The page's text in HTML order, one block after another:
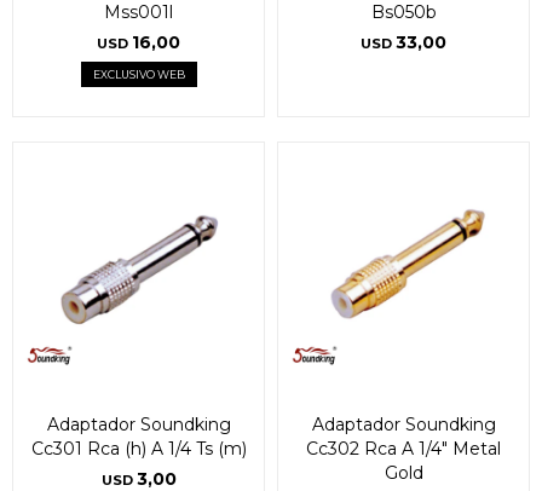
Mss001l
USD 16,00
EXCLUSIVO WEB
Bs050b
USD 33,00
Adaptador Soundking
Cc301 Rca (h) A 1/4 Ts (m)
USD 3,00
Adaptador Soundking
Cc302 Rca A 1/4" Metal
Gold